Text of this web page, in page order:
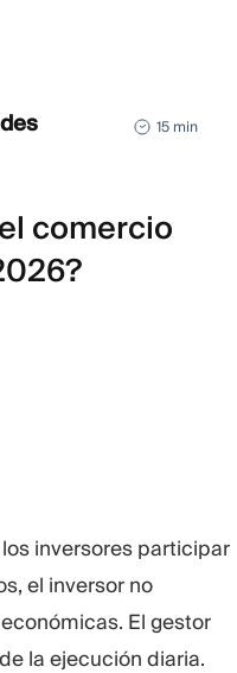
15 min
comercio
inversores participar
el inversor no
El gestor
la ejecución diaria.